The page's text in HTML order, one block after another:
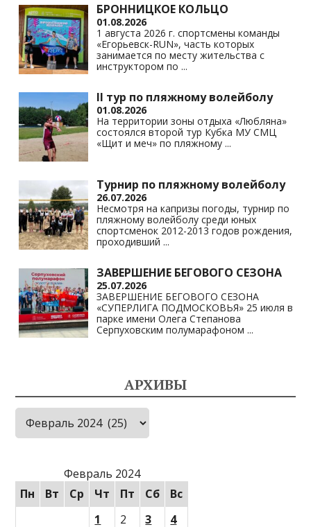
БРОННИЦКОЕ КОЛЬЦО
01.08.2026
1 августа 2026 г. спортсмены команды
«Егорьевск-RUN», часть которых
занимается по месту жительства с
инструктором по ...
II тур по пляжному волейболу
01.08.2026
На территории зоны отдыха «Любляна»
состоялся второй тур Кубка МУ СМЦ
«Щит и меч» по пляжному ...
Турнир по пляжному волейболу
26.07.2026
Несмотря на капризы погоды, турнир по
пляжному волейболу среди юных
спортсменок 2012-2013 годов рождения,
проходивший ...
ЗАВЕРШЕНИЕ БЕГОВОГО СЕЗОНА
25.07.2026
ЗАВЕРШЕНИЕ БЕГОВОГО СЕЗОНА
«СУПЕРЛИГА ПОДМОСКОВЬЯ» 25 июля в
парке имени Олега Степанова
Серпуховским полумарафоном ...
АРХИВЫ
Архивы
Февраль 2024
Пн
Вт Ср Чт Пт Сб
Вс
1
2 3 4